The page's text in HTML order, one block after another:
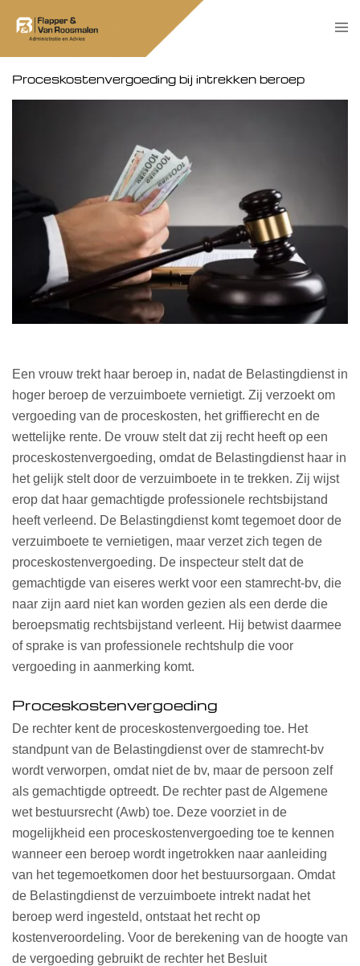
Proceskostenvergoeding bij intrekken beroep
Een vrouw trekt haar beroep in, nadat de Belastingdienst in
hoger beroep de verzuimboete vernietigt. Zij verzoekt om
vergoeding van de proceskosten, het griffierecht en de
wettelijke rente. De vrouw stelt dat zij recht heeft op een
proceskostenvergoeding, omdat de Belastingdienst haar in
het gelijk stelt door de verzuimboete in te trekken. Zij wijst
erop dat haar gemachtigde professionele rechtsbijstand
heeft verleend. De Belastingdienst komt tegemoet door de
verzuimboete te vernietigen, maar verzet zich tegen de
proceskostenvergoeding. De inspecteur stelt dat de
gemachtigde van eiseres werkt voor een stamrecht-bv, die
naar zijn aard niet kan worden gezien als een derde die
beroepsmatig rechtsbijstand verleent. Hij betwist daarmee
of sprake is van professionele rechtshulp die voor
vergoeding in aanmerking komt.
Proceskostenvergoeding
De rechter kent de proceskostenvergoeding toe. Het
standpunt van de Belastingdienst over de stamrecht-bv
wordt verworpen, omdat niet de bv, maar de persoon zelf
als gemachtigde optreedt. De rechter past de Algemene
wet bestuursrecht (Awb) toe. Deze voorziet in de
mogelijkheid een proceskostenvergoeding toe te kennen
wanneer een beroep wordt ingetrokken naar aanleiding
van het tegemoetkomen door het bestuursorgaan. Omdat
de Belastingdienst de verzuimboete intrekt nadat het
beroep werd ingesteld, ontstaat het recht op
kostenveroordeling. Voor de berekening van de hoogte van
de vergoeding gebruikt de rechter het Besluit